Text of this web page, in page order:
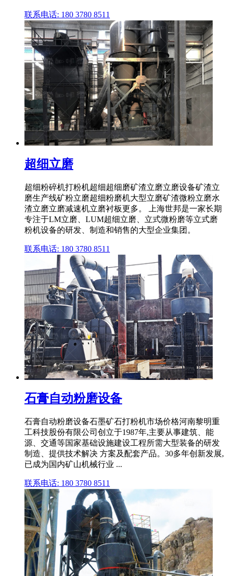
联系电话: 180 3780 8511
超细立磨
超细粉碎机打粉机超细超细磨矿渣立磨立磨设备矿渣立
磨生产线矿粉立磨超细粉磨机大型立磨矿渣微粉立磨水
渣立磨立磨减速机立磨衬板更多。 上海世邦是一家长期
专注于LM立磨、LUM超细立磨、立式微粉磨等立式磨
粉机设备的研发、制造和销售的大型企业集团。
联系电话: 180 3780 8511
石膏自动粉磨设备
石膏自动粉磨设备石墨矿石打粉机市场价格河南黎明重
工科技股份有限公司创立于1987年,主要从事建筑、能
源、交通等国家基础设施建设工程所需大型装备的研发
制造、提供技术解决 方案及配套产品。30多年创新发展,
已成为国内矿山机械行业 ...
联系电话: 180 3780 8511